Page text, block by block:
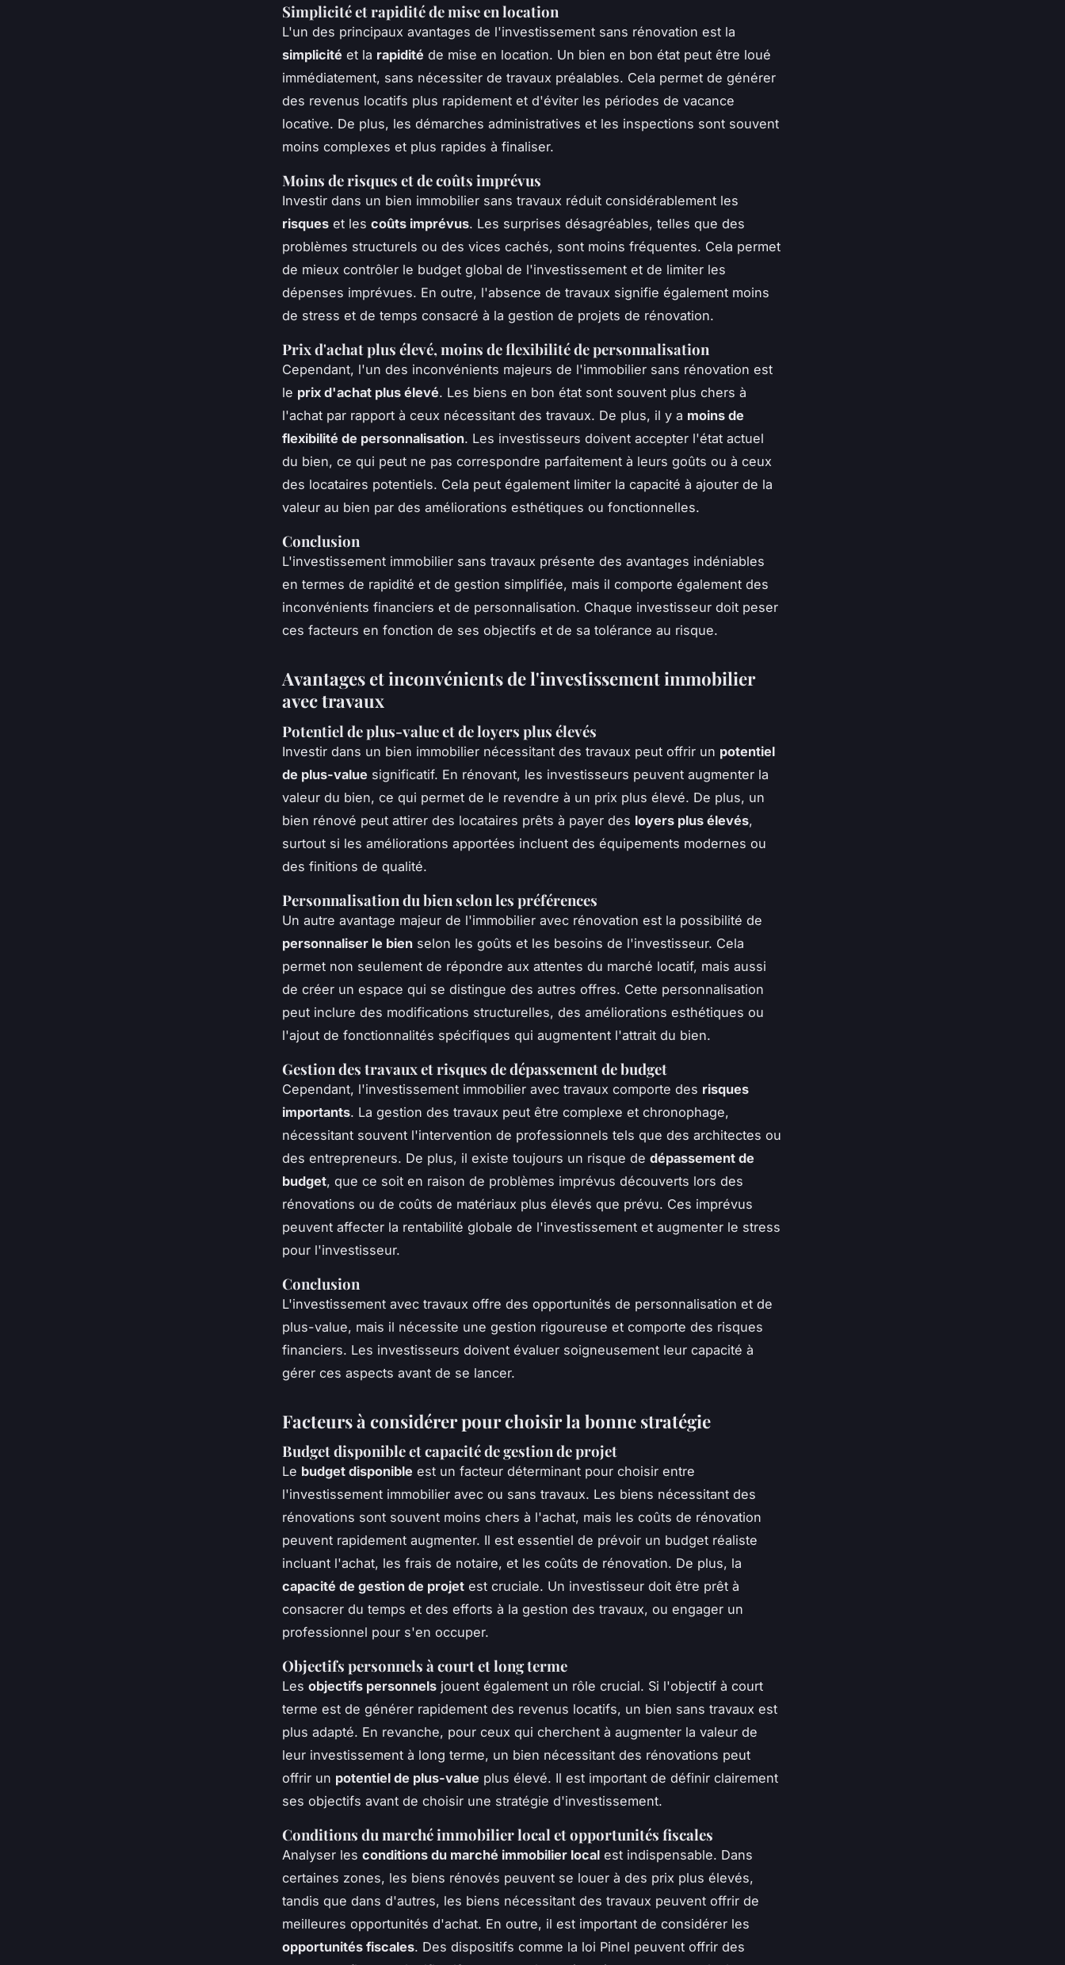
Simplicité et rapidité de mise en location
L'un des principaux avantages de l'investissement sans rénovation est la
simplicité et la rapidité de mise en location. Un bien en bon état peut être loué
immédiatement, sans nécessiter de travaux préalables. Cela permet de générer
des revenus locatifs plus rapidement et d'éviter les périodes de vacance
locative. De plus, les démarches administratives et les inspections sont souvent
moins complexes et plus rapides à finaliser.
Moins de risques et de coûts imprévus
Investir dans un bien immobilier sans travaux réduit considérablement les
risques et les coûts imprévus. Les surprises désagréables, telles que des
problèmes structurels ou des vices cachés, sont moins fréquentes. Cela permet
de mieux contrôler le budget global de l'investissement et de limiter les
dépenses imprévues. En outre, l'absence de travaux signifie également moins
de stress et de temps consacré à la gestion de projets de rénovation.
Prix d'achat plus élevé, moins de flexibilité de personnalisation
Cependant, l'un des inconvénients majeurs de l'immobilier sans rénovation est
le prix d'achat plus élevé. Les biens en bon état sont souvent plus chers à
l'achat par rapport à ceux nécessitant des travaux. De plus, il y a moins de
flexibilité de personnalisation. Les investisseurs doivent accepter l'état actuel
du bien, ce qui peut ne pas correspondre parfaitement à leurs goûts ou à ceux
des locataires potentiels. Cela peut également limiter la capacité à ajouter de la
valeur au bien par des améliorations esthétiques ou fonctionnelles.
Conclusion
L'investissement immobilier sans travaux présente des avantages indéniables
en termes de rapidité et de gestion simplifiée, mais il comporte également des
inconvénients financiers et de personnalisation. Chaque investisseur doit peser
ces facteurs en fonction de ses objectifs et de sa tolérance au risque.
Avantages et inconvénients de l'investissement immobilier
avec travaux
Potentiel de plus-value et de loyers plus élevés
Investir dans un bien immobilier nécessitant des travaux peut offrir un potentiel
de plus-value significatif. En rénovant, les investisseurs peuvent augmenter la
valeur du bien, ce qui permet de le revendre à un prix plus élevé. De plus, un
bien rénové peut attirer des locataires prêts à payer des loyers plus élevés,
surtout si les améliorations apportées incluent des équipements modernes ou
des finitions de qualité.
Personnalisation du bien selon les préférences
Un autre avantage majeur de l'immobilier avec rénovation est la possibilité de
personnaliser le bien selon les goûts et les besoins de l'investisseur. Cela
permet non seulement de répondre aux attentes du marché locatif, mais aussi
de créer un espace qui se distingue des autres offres. Cette personnalisation
peut inclure des modifications structurelles, des améliorations esthétiques ou
l'ajout de fonctionnalités spécifiques qui augmentent l'attrait du bien.
Gestion des travaux et risques de dépassement de budget
Cependant, l'investissement immobilier avec travaux comporte des risques
importants. La gestion des travaux peut être complexe et chronophage,
nécessitant souvent l'intervention de professionnels tels que des architectes ou
des entrepreneurs. De plus, il existe toujours un risque de dépassement de
budget, que ce soit en raison de problèmes imprévus découverts lors des
rénovations ou de coûts de matériaux plus élevés que prévu. Ces imprévus
peuvent affecter la rentabilité globale de l'investissement et augmenter le stress
pour l'investisseur.
Conclusion
L'investissement avec travaux offre des opportunités de personnalisation et de
plus-value, mais il nécessite une gestion rigoureuse et comporte des risques
financiers. Les investisseurs doivent évaluer soigneusement leur capacité à
gérer ces aspects avant de se lancer.
Facteurs à considérer pour choisir la bonne stratégie
Budget disponible et capacité de gestion de projet
Le budget disponible est un facteur déterminant pour choisir entre
l'investissement immobilier avec ou sans travaux. Les biens nécessitant des
rénovations sont souvent moins chers à l'achat, mais les coûts de rénovation
peuvent rapidement augmenter. Il est essentiel de prévoir un budget réaliste
incluant l'achat, les frais de notaire, et les coûts de rénovation. De plus, la
capacité de gestion de projet est cruciale. Un investisseur doit être prêt à
consacrer du temps et des efforts à la gestion des travaux, ou engager un
professionnel pour s'en occuper.
Objectifs personnels à court et long terme
Les objectifs personnels jouent également un rôle crucial. Si l'objectif à court
terme est de générer rapidement des revenus locatifs, un bien sans travaux est
plus adapté. En revanche, pour ceux qui cherchent à augmenter la valeur de
leur investissement à long terme, un bien nécessitant des rénovations peut
offrir un potentiel de plus-value plus élevé. Il est important de définir clairement
ses objectifs avant de choisir une stratégie d'investissement.
Conditions du marché immobilier local et opportunités fiscales
Analyser les conditions du marché immobilier local est indispensable. Dans
certaines zones, les biens rénovés peuvent se louer à des prix plus élevés,
tandis que dans d'autres, les biens nécessitant des travaux peuvent offrir de
meilleures opportunités d'achat. En outre, il est important de considérer les
opportunités fiscales. Des dispositifs comme la loi Pinel peuvent offrir des